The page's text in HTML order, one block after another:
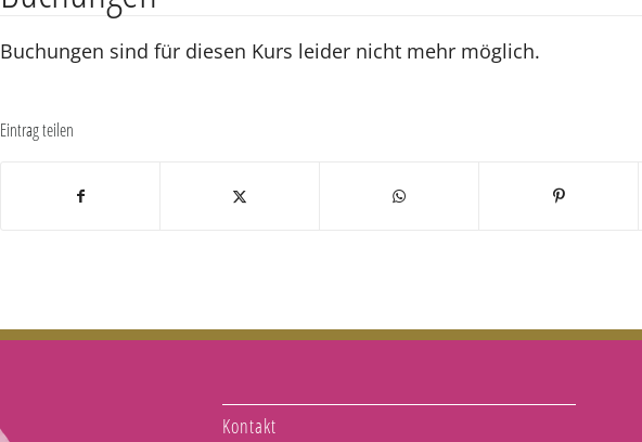
Buchungen sind für diesen Kurs leider nicht mehr möglich.
Eintrag teilen
Kontakt